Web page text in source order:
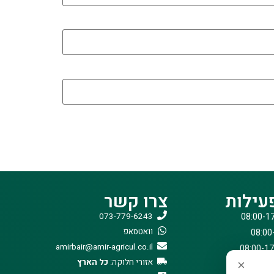
צרו קשר
073-779-6243
וואטסאפ
amirbair@amir-agricul.co.il
אזורי חלוקה: כל הארץ
×